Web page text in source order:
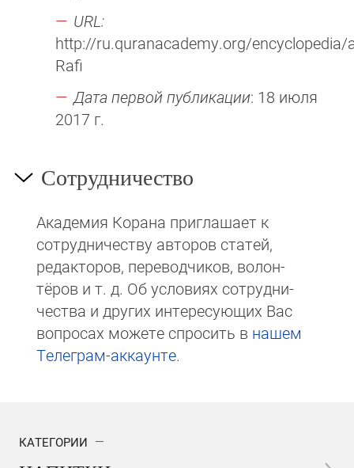
URL:
http://ru.quranacademy.org/encyclopedia/
Rafi
Дата первой публикации: 18 июля
2017 г.
Сотрудничество
Академия Корана при­гла­ша­ет к
сотруд­ни­чест­ву авторов статей,
редакто­ров, пере­вод­чи­ков, волон­
тёров и т. д. Об ус­ло­виях сотрудни­
чест­ва и других интере­сую­щих Вас
вопросах мо­же­те спросить в на­шем
Те­ле­грам-ак­каунте.
КАТЕГОРИИ